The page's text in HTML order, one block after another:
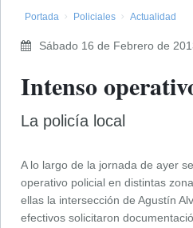
Portada Policiales Actualidad
Sábado 16 de Febrero de
Intenso
La policía local
A lo largo de la jornada de ayer
operativo policial en distintas
ellas la intersección de Agustín
efectivos solicitaron